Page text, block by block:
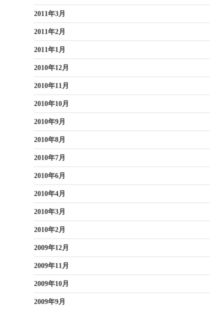
2011年3月
2011年2月
2011年1月
2010年12月
2010年11月
2010年10月
2010年9月
2010年8月
2010年7月
2010年6月
2010年4月
2010年3月
2010年2月
2009年12月
2009年11月
2009年10月
2009年9月